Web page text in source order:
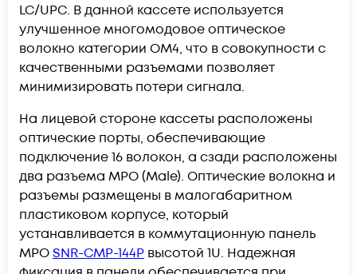
LC/UPC. В данной кассете используется
улучшенное многомодовое оптическое
волокно категории OM4, что в совокупности с
качественными разъемами позволяет
минимизировать потери сигнала.
На лицевой стороне кассеты расположены
оптические порты, обеспечивающие
подключение 16 волокон, а сзади расположены
два разъема MPO (Male). Оптические волокна и
разъемы размещены в малогабаритном
пластиковом корпусе, который
устанавливается в коммутационную панель
MPOSNR-CMP-144P высотой 1U. Надежная